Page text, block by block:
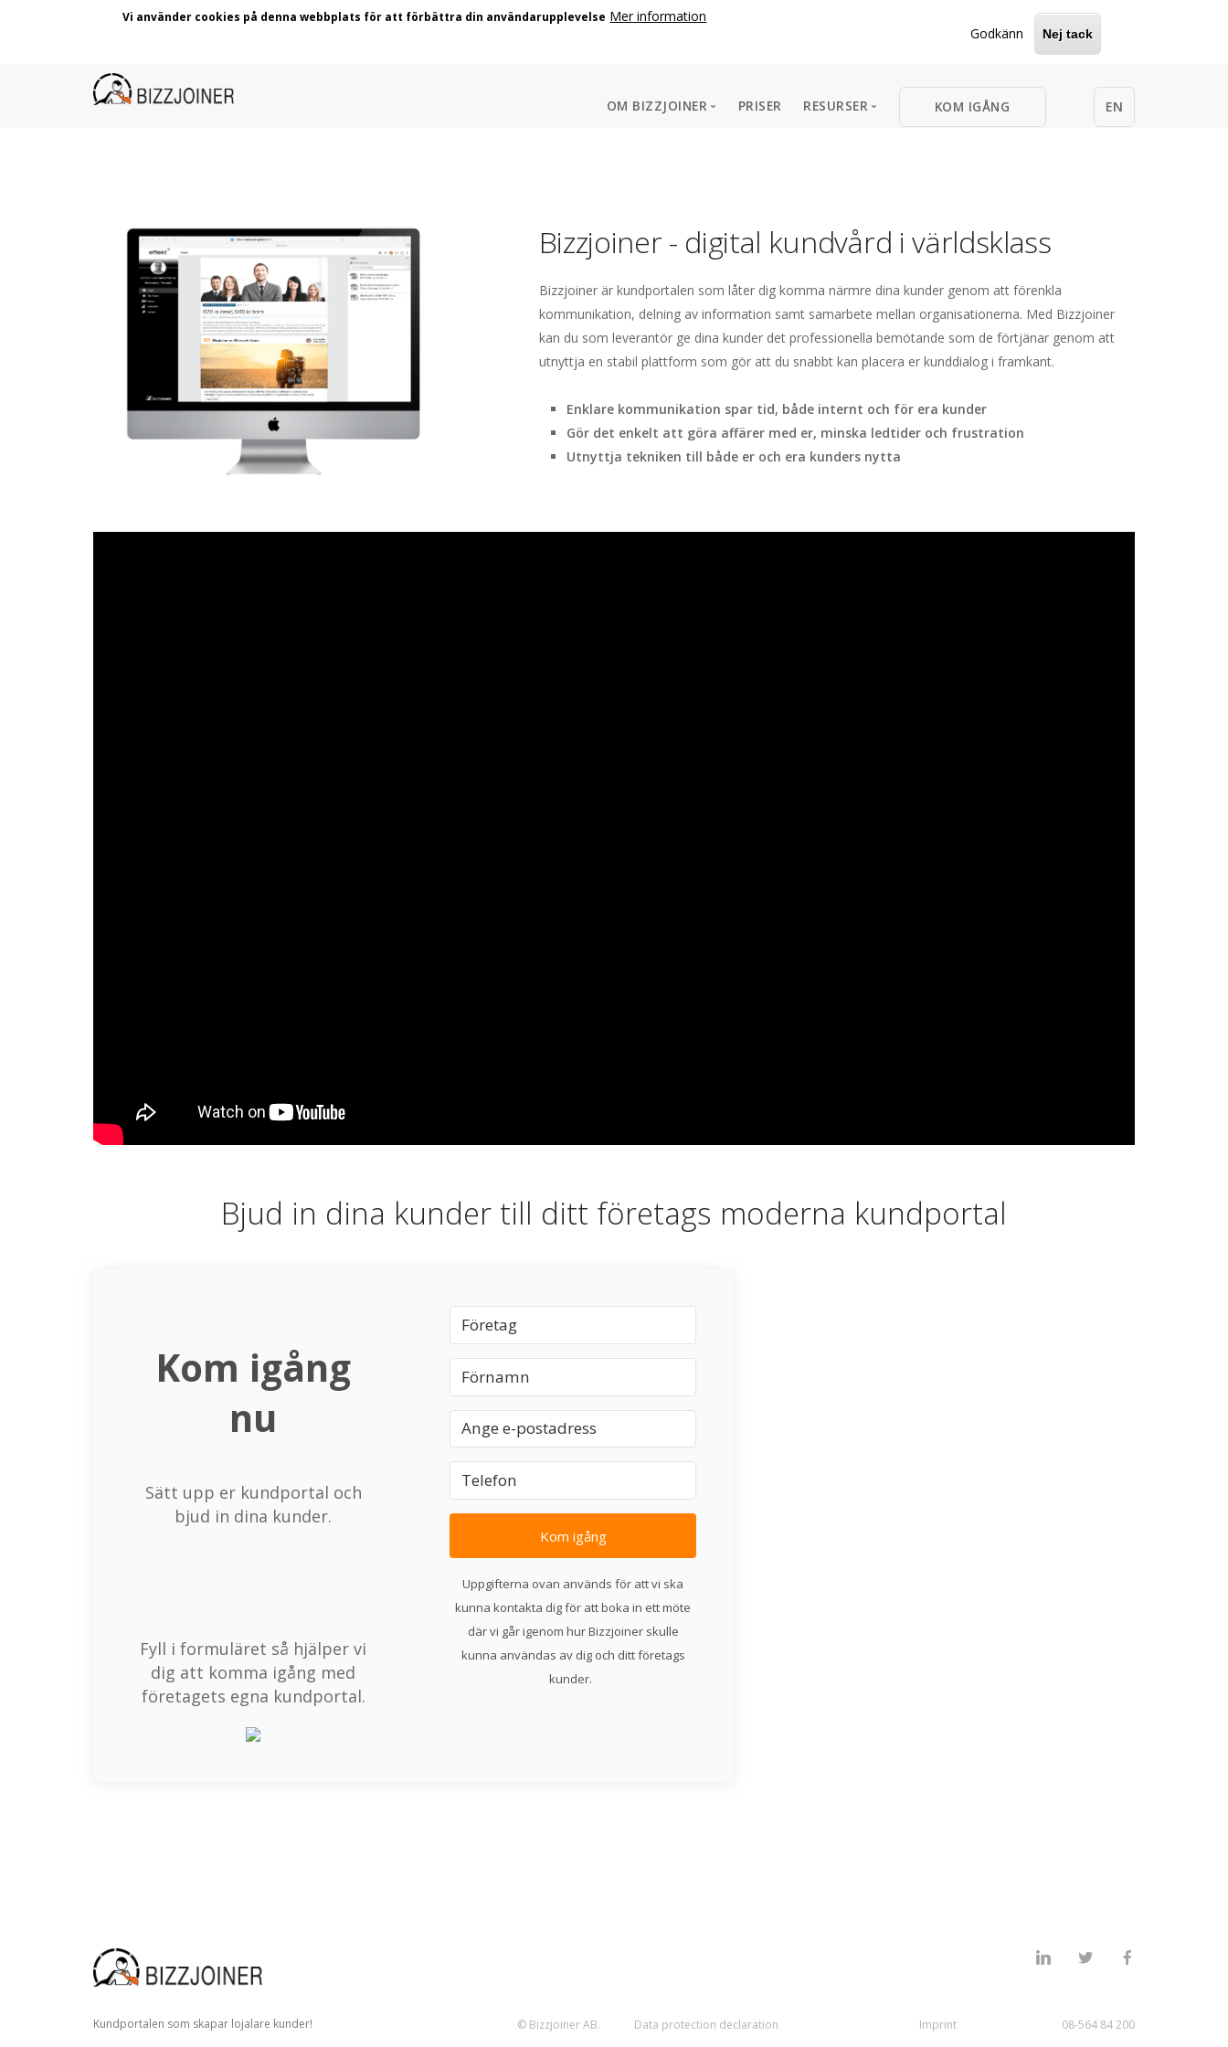
Vi använder cookies på denna webbplats för att förbättra din användarupplevelse Mer information
Godkänn
Nej tack
Main
OM BIZZJOINER
tjänst
igång
kundportal?
lösningar?
Möjligheter att
skräddarsy?
Företaget
Bizzjoiner AB
Samarbeten
Kundlojalitet
Minskad churn
Kundportal
PRISER RESURSER
Buyers guide
ROI Kalkylmall
Blogg
KOM IGÅNG EN
Bizzjoiner - digital kundvård i världsklass
Bizzjoiner är kundportalen som låter dig komma närmre dina kunder genom att förenkla
kommunikation, delning av information samt samarbete mellan organisationerna. Med Bizzjoiner
kan du som leverantör ge dina kunder det professionella bemötande som de förtjänar genom att
utnyttja en stabil plattform som gör att du snabbt kan placera er kunddialog i framkant.
Enklare kommunikation spar tid, både internt och för era kunder
Gör det enkelt att göra affärer med er, minska ledtider och frustration
Utnyttja tekniken till både er och era kunders nytta
Bjud in dina kunder till ditt företags moderna kundportal
Kom igång
nu
Sätt upp er kundportal och
bjud in dina kunder.
Fyll i formuläret så hjälper vi
dig att komma igång med
företagets egna kundportal.
Kom igång
Uppgifterna ovan används för att vi ska
kunna kontakta dig för att boka in ett möte
där vi går igenom hur Bizzjoiner skulle
kunna användas av dig och ditt företags
kunder.
Kundportalen som skapar lojalare kunder! © Bizzjoiner AB. Data protection declaration Imprint 08-564 84 200